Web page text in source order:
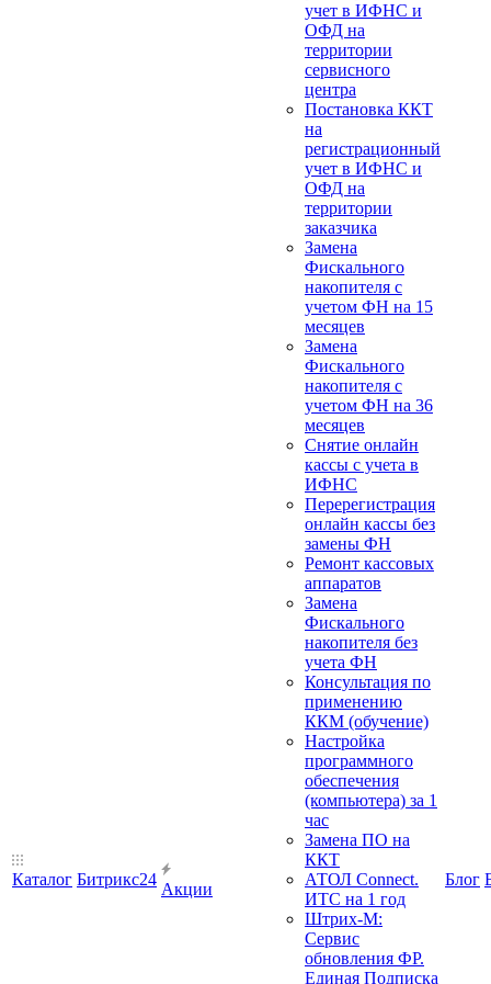
Каталог Битрикс24
Акции
учет в ИФНС и
ОФД на
территории
сервисного
центра
Постановка ККТ
на
регистрационный
учет в ИФНС и
ОФД на
территории
заказчика
Замена
Фискального
накопителя с
учетом ФН на 15
месяцев
Замена
Фискального
накопителя с
учетом ФН на 36
месяцев
Снятие онлайн
кассы с учета в
ИФНС
Перерегистрация
онлайн кассы без
замены ФН
Ремонт кассовых
аппаратов
Замена
Фискального
накопителя без
учета ФН
Консультация по
применению
ККМ (обучение)
Настройка
программного
обеспечения
(компьютера) за 1
час
Замена ПО на
ККТ
АТОЛ Connect.
ИТС на 1 год
Штрих-М:
Сервис
обновления ФР.
Единая Подписка
Блог